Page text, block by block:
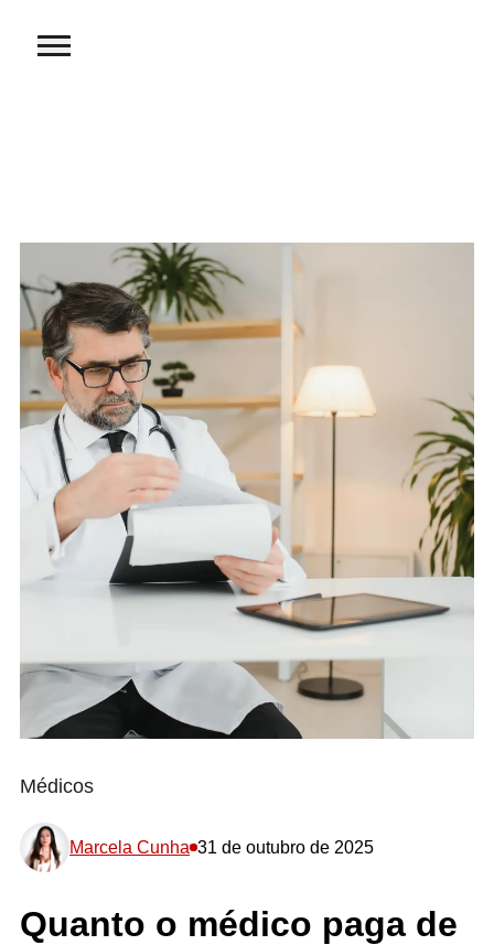
Médicos
Marcela Cunha 31 de outubro de 2025
Quanto o médico paga de